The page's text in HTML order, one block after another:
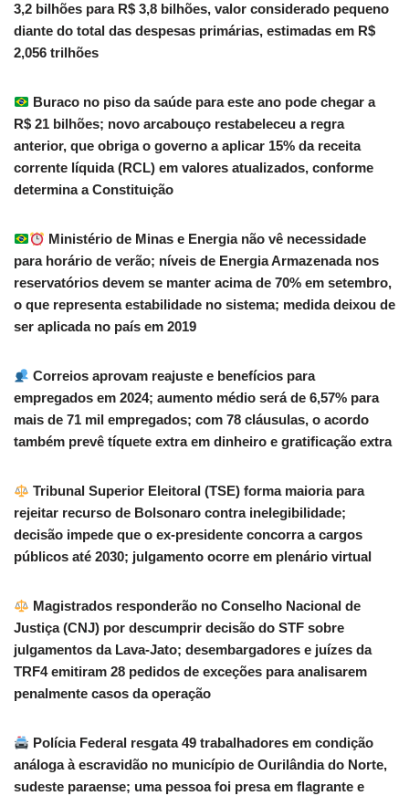
3,2 bilhões para R$ 3,8 bilhões, valor considerado pequeno
diante do total das despesas primárias, estimadas em R$
2,056 trilhões
Buraco no piso da saúde para este ano pode chegar a
R$ 21 bilhões; novo arcabouço restabeleceu a regra
anterior, que obriga o governo a aplicar 15% da receita
corrente líquida (RCL) em valores atualizados, conforme
determina a Constituição
Ministério de Minas e Energia não vê necessidade
para horário de verão; níveis de Energia Armazenada nos
reservatórios devem se manter acima de 70% em setembro,
o que representa estabilidade no sistema; medida deixou de
ser aplicada no país em 2019
Correios aprovam reajuste e benefícios para
empregados em 2024; aumento médio será de 6,57% para
mais de 71 mil empregados; com 78 cláusulas, o acordo
também prevê tíquete extra em dinheiro e gratificação extra
Tribunal Superior Eleitoral (TSE) forma maioria para
rejeitar recurso de Bolsonaro contra inelegibilidade;
decisão impede que o ex-presidente concorra a cargos
públicos até 2030; julgamento ocorre em plenário virtual
Magistrados responderão no Conselho Nacional de
Justiça (CNJ) por descumprir decisão do STF sobre
julgamentos da Lava-Jato; desembargadores e juízes da
TRF4 emitiram 28 pedidos de exceções para analisarem
penalmente casos da operação
Polícia Federal resgata 49 trabalhadores em condição
análoga à escravidão no município de Ourilândia do Norte,
sudeste paraense; uma pessoa foi presa em flagrante e